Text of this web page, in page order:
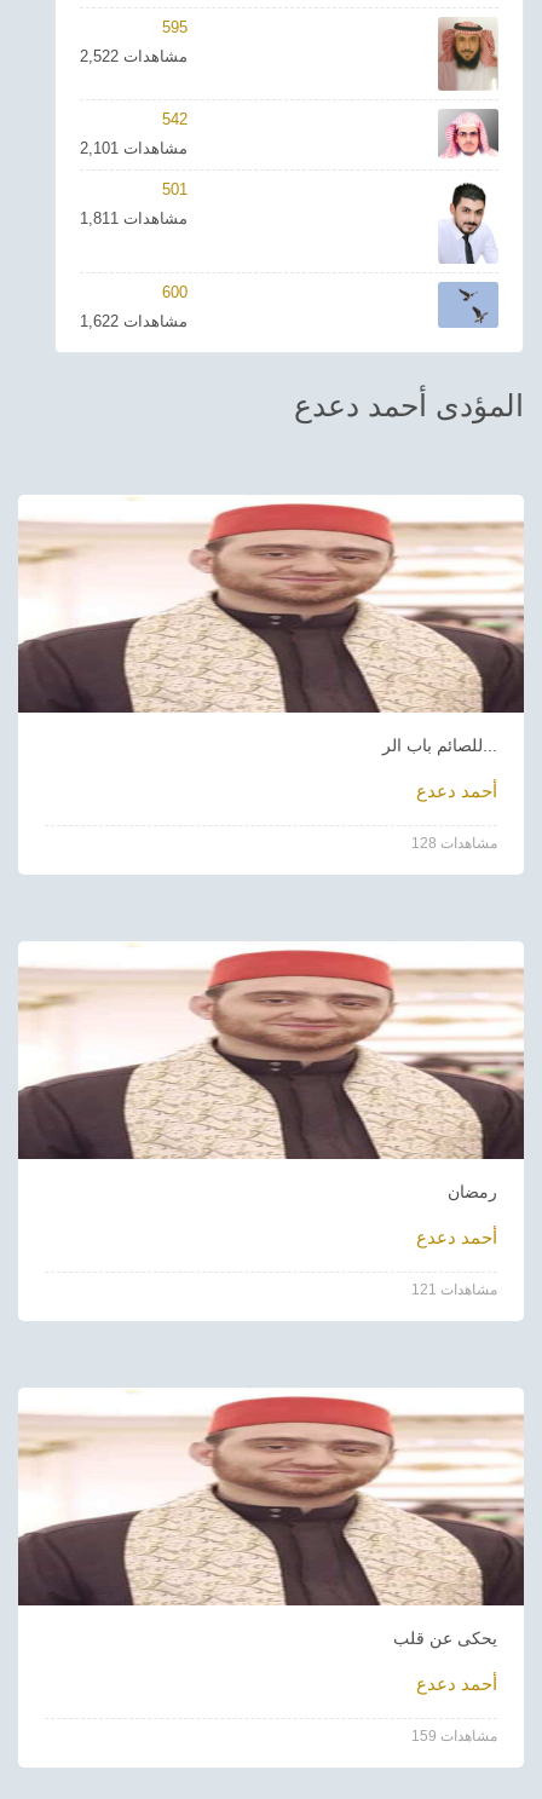
اناشيد
ادعية
احدث الفيديوهات
ترفيهي
Asian
Foreign
Sudani tones
595
2,522 مشاهدات
542
2,101 مشاهدات
501
1,811 مشاهدات
600
1,622 مشاهدات
المؤدى أحمد دعدع
أحمد دعدع
128 مشاهدات
رمضان
أحمد دعدع
121 مشاهدات
يحكى عن قلب
أحمد دعدع
159 مشاهدات